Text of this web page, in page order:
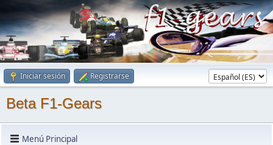
Iniciar sesión Registrarse
Beta F1-Gears
Menú Principal